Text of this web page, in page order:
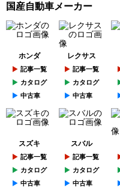
国産自動車メーカー
ホンダ
記事一覧
カタログ
中古車
レクサス
記事一覧
カタログ
中古車
スズキ
記事一覧
カタログ
中古車
スバル
記事一覧
カタログ
中古車